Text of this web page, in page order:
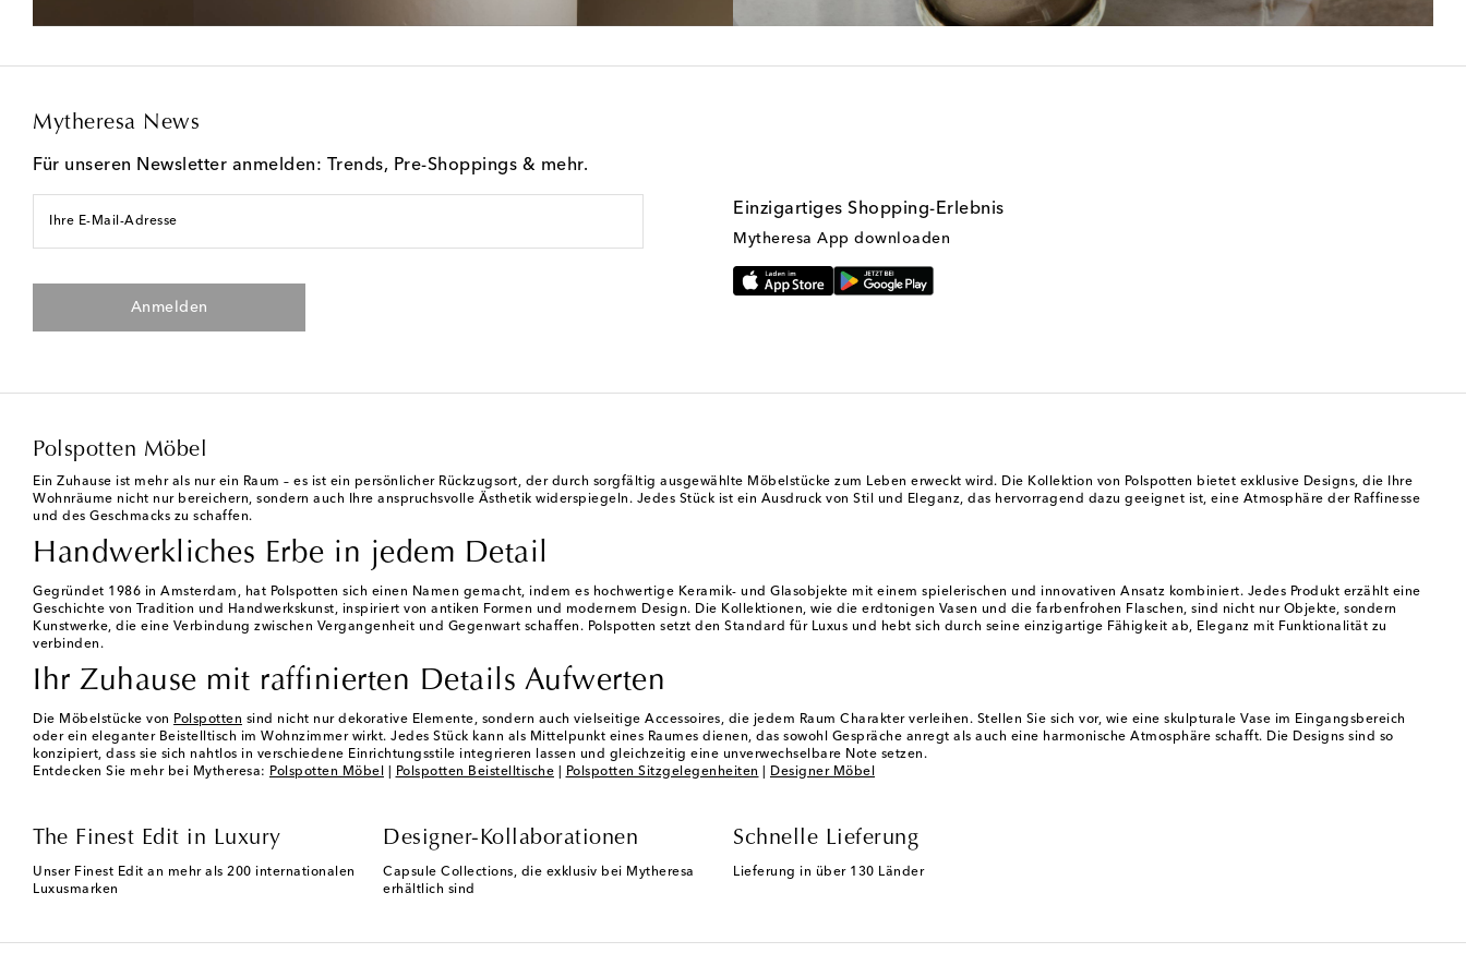
Mytheresa News
Für unseren Newsletter anmelden: Trends, Pre-Shoppings & mehr.
Ihre E-Mail-Adresse
Anmelden
Einzigartiges Shopping-Erlebnis
Mytheresa App downloaden
Polspotten Möbel
Ein Zuhause ist mehr als nur ein Raum – es ist ein persönlicher Rückzugsort, der durch sorgfältig ausgewählte Möbelstücke zum Leben erweckt wird. Die Kollektion von Polspotten bietet exklusive Designs, die Ihre
Wohnräume nicht nur bereichern, sondern auch Ihre anspruchsvolle Ästhetik widerspiegeln. Jedes Stück ist ein Ausdruck von Stil und Eleganz, das hervorragend dazu geeignet ist, eine Atmosphäre der Raffinesse
und des Geschmacks zu schaffen.
Handwerkliches Erbe in jedem Detail
Gegründet 1986 in Amsterdam, hat Polspotten sich einen Namen gemacht, indem es hochwertige Keramik- und Glasobjekte mit einem spielerischen und innovativen Ansatz kombiniert. Jedes Produkt erzählt eine
Geschichte von Tradition und Handwerkskunst, inspiriert von antiken Formen und modernem Design. Die Kollektionen, wie die erdtonigen Vasen und die farbenfrohen Flaschen, sind nicht nur Objekte, sondern
Kunstwerke, die eine Verbindung zwischen Vergangenheit und Gegenwart schaffen. Polspotten setzt den Standard für Luxus und hebt sich durch seine einzigartige Fähigkeit ab, Eleganz mit Funktionalität zu
verbinden.
Ihr Zuhause mit raffinierten Details Aufwerten
Die Möbelstücke von Polspotten sind nicht nur dekorative Elemente, sondern auch vielseitige Accessoires, die jedem Raum Charakter verleihen. Stellen Sie sich vor, wie eine skulpturale Vase im Eingangsbereich
oder ein eleganter Beistelltisch im Wohnzimmer wirkt. Jedes Stück kann als Mittelpunkt eines Raumes dienen, das sowohl Gespräche anregt als auch eine harmonische Atmosphäre schafft. Die Designs sind so
konzipiert, dass sie sich nahtlos in verschiedene Einrichtungsstile integrieren lassen und gleichzeitig eine unverwechselbare Note setzen.
Entdecken Sie mehr bei Mytheresa: Polspotten Möbel Polspotten Beistelltische Polspotten Sitzgelegenheiten Designer Möbel
The Finest Edit in Luxury
Unser Finest Edit an mehr als 200 internationalen
Luxusmarken
Designer-Kollaborationen
Capsule Collections, die exklusiv bei Mytheresa
erhältlich sind
Schnelle Lieferung
Lieferung in über 130 Länder